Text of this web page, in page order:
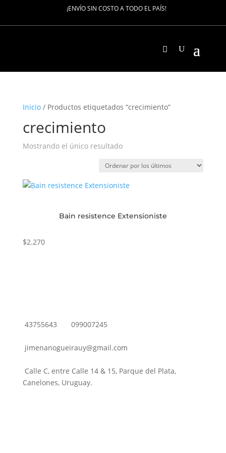
¡ENVÍO SIN COSTO A TODO EL PAÍS!
Inicio/ Productos etiquetados “crecimiento”
crecimiento
Mostrando el único resultado
Bain resistence Extensioniste
$2.270
43755643 099007245
jimenanogueirauy@gmail.com
Calle C, entre Calle 14 & 15, Parque del Plata,
Canelones, Uruguay.